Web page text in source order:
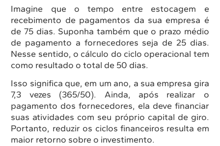
Imagine que o tempo entre estocagem e
recebimento de pagamentos da sua empresa é
de 75 dias. Suponha também que o prazo médio
de pagamento a fornecedores seja de 25 dias.
Nesse sentido, o cálculo do ciclo operacional tem
como resultado o total de 50 dias.
Isso significa que, em um ano, a sua empresa gira
7,3 vezes (365/50). Ainda, após realizar o
pagamento dos fornecedores, ela deve financiar
suas atividades com seu próprio capital de giro.
Portanto, reduzir os ciclos financeiros resulta em
maior retorno sobre o investimento.